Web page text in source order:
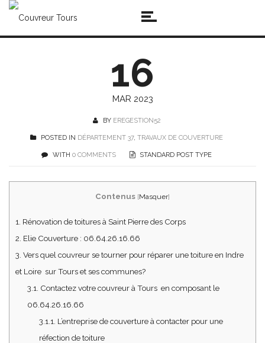
16
MAR 2023
BY EREGESTION52
POSTED IN DÉPARTEMENT 37, TRAVAUX DE COUVERTURE
WITH 0 COMMENTS STANDARD POST TYPE
Contenus [Masquer]
1. Rénovation de toitures à Saint Pierre des Corps
2. Elie Couverture : 06.64.26.16.66
3. Vers quel couvreur se tourner pour réparer une toiture en Indre
et Loire sur Tours et ses communes?
3.1. Contactez votre couvreur à Tours en composant le
06.64.26.16.66
3.1.1. L’entreprise de couverture à contacter pour une
réfection de toiture